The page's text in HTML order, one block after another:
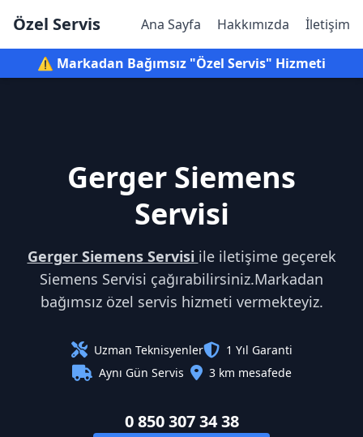
Özel Servis Ana Sayfa Hakkımızda İletişim
⚠️ Markadan Bağımsız "Özel Servis" Hizmeti
Gerger Siemens
Servisi
Gerger Siemens Servisi ile iletişime geçerek
Siemens Servisi çağırabilirsiniz.Markadan
bağımsız özel servis hizmeti vermekteyiz.
Uzman Teknisyenler
1 Yıl Garanti
Aynı Gün Servis
3 km mesafede
0 850 307 34 38